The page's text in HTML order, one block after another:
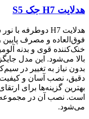
هدلایت H7 جک S5
فوق‌العاده و مصرف پایین
خنک‌کننده قوی و بدنه
بالا می‌شود. این مدل
بدون نیاز به تغییر در
بهترین گزینه‌ها برای
می‌شود.